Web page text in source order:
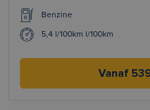
Benzine
5,4 l/100km l/100km
Vanaf